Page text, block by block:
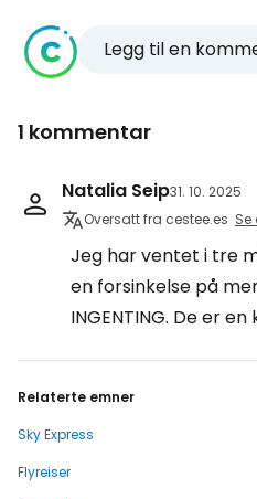
Legg til en
1 kommentar
Natalia Seip31. 10. 2025
Oversatt fra cestee.es
Jeg har ventet i tre
en forsinkelse på
INGENTING. De er
Relaterte emner
Sky Express
Flyreiser